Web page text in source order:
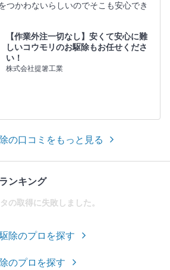
つかわないらしいのでそこも安心でき
【作業外注一切なし】安くて安心に難
しいコウモリのお駆除もお任せくださ
い！
株式会社提箸工業
の口コミをもっと見る
ンキング
の取得に失敗しました。
除のプロを探す
のプロを探す